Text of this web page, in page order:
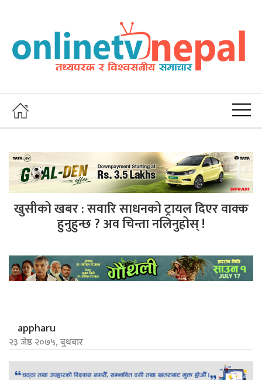
खुसीको खबर : सवारि साधनको ट्रायल दिएर वाक्क
हुनुहुन्छ ? अव चिन्ता नलिनुहोस् !
appharu
२३ जेष्ठ २०७५, बुधबार